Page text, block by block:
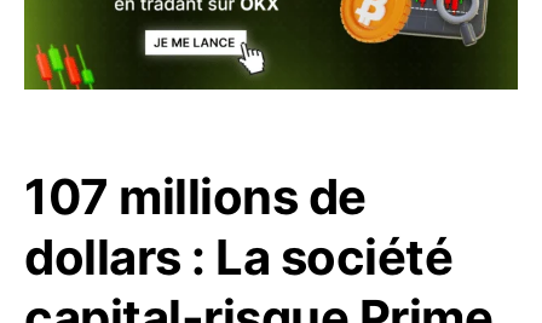
107 millions de
dollars : La société